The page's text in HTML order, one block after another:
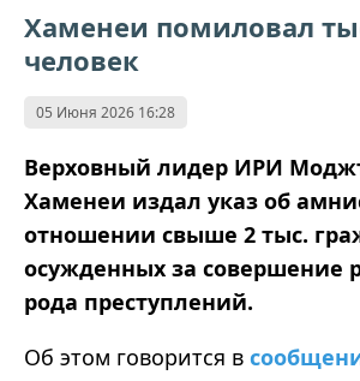
Хаменеи помиловал
человек
05 Июня 2026 16:28
Верховный лидер ИРИ
Хаменеи издал указ об
отношении свыше 2 тыс.
осужденных за совершение
рода преступлений.
Об этом говорится в